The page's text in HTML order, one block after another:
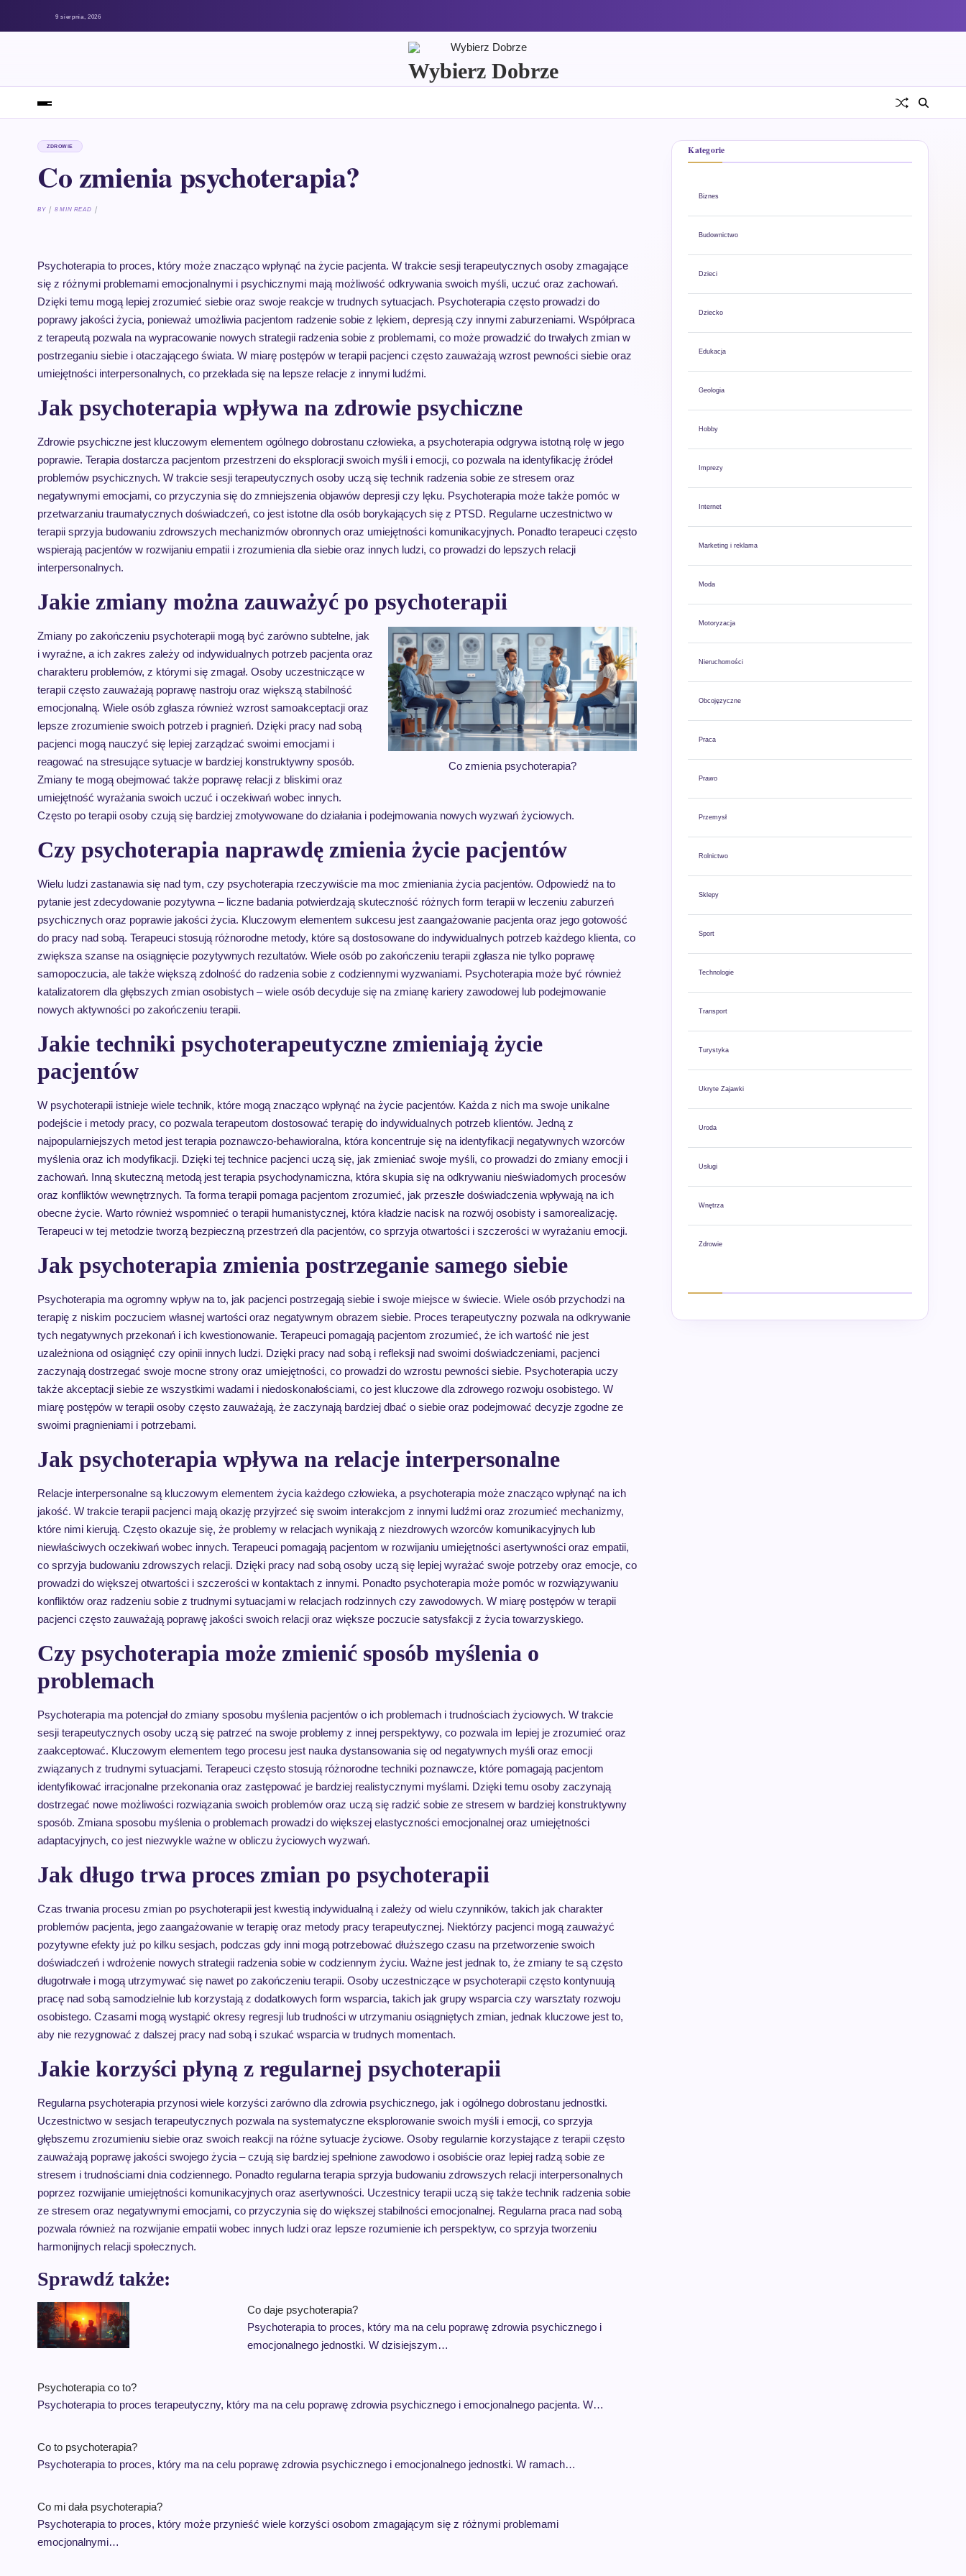
9 sierpnia, 2026
Wybierz Dobrze
ZDROWIE
Co zmienia psychoterapia?
BY 8 MIN READ
Psychoterapia to proces, który może znacząco wpłynąć na życie pacjenta. W trakcie sesji terapeutycznych osoby zmagające
się z różnymi problemami emocjonalnymi i psychicznymi mają możliwość odkrywania swoich myśli, uczuć oraz zachowań.
Dzięki temu mogą lepiej zrozumieć siebie oraz swoje reakcje w trudnych sytuacjach. Psychoterapia często prowadzi do
poprawy jakości życia, ponieważ umożliwia pacjentom radzenie sobie z lękiem, depresją czy innymi zaburzeniami. Współpraca
z terapeutą pozwala na wypracowanie nowych strategii radzenia sobie z problemami, co może prowadzić do trwałych zmian w
postrzeganiu siebie i otaczającego świata. W miarę postępów w terapii pacjenci często zauważają wzrost pewności siebie oraz
umiejętności interpersonalnych, co przekłada się na lepsze relacje z innymi ludźmi.
Jak psychoterapia wpływa na zdrowie psychiczne
Zdrowie psychiczne jest kluczowym elementem ogólnego dobrostanu człowieka, a psychoterapia odgrywa istotną rolę w jego
poprawie. Terapia dostarcza pacjentom przestrzeni do eksploracji swoich myśli i emocji, co pozwala na identyfikację źródeł
problemów psychicznych. W trakcie sesji terapeutycznych osoby uczą się technik radzenia sobie ze stresem oraz
negatywnymi emocjami, co przyczynia się do zmniejszenia objawów depresji czy lęku. Psychoterapia może także pomóc w
przetwarzaniu traumatycznych doświadczeń, co jest istotne dla osób borykających się z PTSD. Regularne uczestnictwo w
terapii sprzyja budowaniu zdrowszych mechanizmów obronnych oraz umiejętności komunikacyjnych. Ponadto terapeuci często
wspierają pacjentów w rozwijaniu empatii i zrozumienia dla siebie oraz innych ludzi, co prowadzi do lepszych relacji
interpersonalnych.
Jakie zmiany można zauważyć po psychoterapii
Co zmienia psychoterapia?
Zmiany po zakończeniu psychoterapii mogą być zarówno subtelne, jak
i wyraźne, a ich zakres zależy od indywidualnych potrzeb pacjenta oraz
charakteru problemów, z którymi się zmagał. Osoby uczestniczące w
terapii często zauważają poprawę nastroju oraz większą stabilność
emocjonalną. Wiele osób zgłasza również wzrost samoakceptacji oraz
lepsze zrozumienie swoich potrzeb i pragnień. Dzięki pracy nad sobą
pacjenci mogą nauczyć się lepiej zarządzać swoimi emocjami i
reagować na stresujące sytuacje w bardziej konstruktywny sposób.
Zmiany te mogą obejmować także poprawę relacji z bliskimi oraz
umiejętność wyrażania swoich uczuć i oczekiwań wobec innych.
Często po terapii osoby czują się bardziej zmotywowane do działania i podejmowania nowych wyzwań życiowych.
Czy psychoterapia naprawdę zmienia życie pacjentów
Wielu ludzi zastanawia się nad tym, czy psychoterapia rzeczywiście ma moc zmieniania życia pacjentów. Odpowiedź na to
pytanie jest zdecydowanie pozytywna – liczne badania potwierdzają skuteczność różnych form terapii w leczeniu zaburzeń
psychicznych oraz poprawie jakości życia. Kluczowym elementem sukcesu jest zaangażowanie pacjenta oraz jego gotowość
do pracy nad sobą. Terapeuci stosują różnorodne metody, które są dostosowane do indywidualnych potrzeb każdego klienta, co
zwiększa szanse na osiągnięcie pozytywnych rezultatów. Wiele osób po zakończeniu terapii zgłasza nie tylko poprawę
samopoczucia, ale także większą zdolność do radzenia sobie z codziennymi wyzwaniami. Psychoterapia może być również
katalizatorem dla głębszych zmian osobistych – wiele osób decyduje się na zmianę kariery zawodowej lub podejmowanie
nowych aktywności po zakończeniu terapii.
Jakie techniki psychoterapeutyczne zmieniają życie
pacjentów
W psychoterapii istnieje wiele technik, które mogą znacząco wpłynąć na życie pacjentów. Każda z nich ma swoje unikalne
podejście i metody pracy, co pozwala terapeutom dostosować terapię do indywidualnych potrzeb klientów. Jedną z
najpopularniejszych metod jest terapia poznawczo-behawioralna, która koncentruje się na identyfikacji negatywnych wzorców
myślenia oraz ich modyfikacji. Dzięki tej technice pacjenci uczą się, jak zmieniać swoje myśli, co prowadzi do zmiany emocji i
zachowań. Inną skuteczną metodą jest terapia psychodynamiczna, która skupia się na odkrywaniu nieświadomych procesów
oraz konfliktów wewnętrznych. Ta forma terapii pomaga pacjentom zrozumieć, jak przeszłe doświadczenia wpływają na ich
obecne życie. Warto również wspomnieć o terapii humanistycznej, która kładzie nacisk na rozwój osobisty i samorealizację.
Terapeuci w tej metodzie tworzą bezpieczną przestrzeń dla pacjentów, co sprzyja otwartości i szczerości w wyrażaniu emocji.
Jak psychoterapia zmienia postrzeganie samego siebie
Psychoterapia ma ogromny wpływ na to, jak pacjenci postrzegają siebie i swoje miejsce w świecie. Wiele osób przychodzi na
terapię z niskim poczuciem własnej wartości oraz negatywnym obrazem siebie. Proces terapeutyczny pozwala na odkrywanie
tych negatywnych przekonań i ich kwestionowanie. Terapeuci pomagają pacjentom zrozumieć, że ich wartość nie jest
uzależniona od osiągnięć czy opinii innych ludzi. Dzięki pracy nad sobą i refleksji nad swoimi doświadczeniami, pacjenci
zaczynają dostrzegać swoje mocne strony oraz umiejętności, co prowadzi do wzrostu pewności siebie. Psychoterapia uczy
także akceptacji siebie ze wszystkimi wadami i niedoskonałościami, co jest kluczowe dla zdrowego rozwoju osobistego. W
miarę postępów w terapii osoby często zauważają, że zaczynają bardziej dbać o siebie oraz podejmować decyzje zgodne ze
swoimi pragnieniami i potrzebami.
Jak psychoterapia wpływa na relacje interpersonalne
Relacje interpersonalne są kluczowym elementem życia każdego człowieka, a psychoterapia może znacząco wpłynąć na ich
jakość. W trakcie terapii pacjenci mają okazję przyjrzeć się swoim interakcjom z innymi ludźmi oraz zrozumieć mechanizmy,
które nimi kierują. Często okazuje się, że problemy w relacjach wynikają z niezdrowych wzorców komunikacyjnych lub
niewłaściwych oczekiwań wobec innych. Terapeuci pomagają pacjentom w rozwijaniu umiejętności asertywności oraz empatii,
co sprzyja budowaniu zdrowszych relacji. Dzięki pracy nad sobą osoby uczą się lepiej wyrażać swoje potrzeby oraz emocje, co
prowadzi do większej otwartości i szczerości w kontaktach z innymi. Ponadto psychoterapia może pomóc w rozwiązywaniu
konfliktów oraz radzeniu sobie z trudnymi sytuacjami w relacjach rodzinnych czy zawodowych. W miarę postępów w terapii
pacjenci często zauważają poprawę jakości swoich relacji oraz większe poczucie satysfakcji z życia towarzyskiego.
Czy psychoterapia może zmienić sposób myślenia o
problemach
Psychoterapia ma potencjał do zmiany sposobu myślenia pacjentów o ich problemach i trudnościach życiowych. W trakcie
sesji terapeutycznych osoby uczą się patrzeć na swoje problemy z innej perspektywy, co pozwala im lepiej je zrozumieć oraz
zaakceptować. Kluczowym elementem tego procesu jest nauka dystansowania się od negatywnych myśli oraz emocji
związanych z trudnymi sytuacjami. Terapeuci często stosują różnorodne techniki poznawcze, które pomagają pacjentom
identyfikować irracjonalne przekonania oraz zastępować je bardziej realistycznymi myślami. Dzięki temu osoby zaczynają
dostrzegać nowe możliwości rozwiązania swoich problemów oraz uczą się radzić sobie ze stresem w bardziej konstruktywny
sposób. Zmiana sposobu myślenia o problemach prowadzi do większej elastyczności emocjonalnej oraz umiejętności
adaptacyjnych, co jest niezwykle ważne w obliczu życiowych wyzwań.
Jak długo trwa proces zmian po psychoterapii
Czas trwania procesu zmian po psychoterapii jest kwestią indywidualną i zależy od wielu czynników, takich jak charakter
problemów pacjenta, jego zaangażowanie w terapię oraz metody pracy terapeutycznej. Niektórzy pacjenci mogą zauważyć
pozytywne efekty już po kilku sesjach, podczas gdy inni mogą potrzebować dłuższego czasu na przetworzenie swoich
doświadczeń i wdrożenie nowych strategii radzenia sobie w codziennym życiu. Ważne jest jednak to, że zmiany te są często
długotrwałe i mogą utrzymywać się nawet po zakończeniu terapii. Osoby uczestniczące w psychoterapii często kontynuują
pracę nad sobą samodzielnie lub korzystają z dodatkowych form wsparcia, takich jak grupy wsparcia czy warsztaty rozwoju
osobistego. Czasami mogą wystąpić okresy regresji lub trudności w utrzymaniu osiągniętych zmian, jednak kluczowe jest to,
aby nie rezygnować z dalszej pracy nad sobą i szukać wsparcia w trudnych momentach.
Jakie korzyści płyną z regularnej psychoterapii
Regularna psychoterapia przynosi wiele korzyści zarówno dla zdrowia psychicznego, jak i ogólnego dobrostanu jednostki.
Uczestnictwo w sesjach terapeutycznych pozwala na systematyczne eksplorowanie swoich myśli i emocji, co sprzyja
głębszemu zrozumieniu siebie oraz swoich reakcji na różne sytuacje życiowe. Osoby regularnie korzystające z terapii często
zauważają poprawę jakości swojego życia – czują się bardziej spełnione zawodowo i osobiście oraz lepiej radzą sobie ze
stresem i trudnościami dnia codziennego. Ponadto regularna terapia sprzyja budowaniu zdrowszych relacji interpersonalnych
poprzez rozwijanie umiejętności komunikacyjnych oraz asertywności. Uczestnicy terapii uczą się także technik radzenia sobie
ze stresem oraz negatywnymi emocjami, co przyczynia się do większej stabilności emocjonalnej. Regularna praca nad sobą
pozwala również na rozwijanie empatii wobec innych ludzi oraz lepsze rozumienie ich perspektyw, co sprzyja tworzeniu
harmonijnych relacji społecznych.
Sprawdź także:
Co daje psychoterapia?
Psychoterapia to proces, który ma na celu poprawę zdrowia psychicznego i
emocjonalnego jednostki. W dzisiejszym…
Psychoterapia co to?
Psychoterapia to proces terapeutyczny, który ma na celu poprawę zdrowia psychicznego i emocjonalnego pacjenta. W…
Co to psychoterapia?
Psychoterapia to proces, który ma na celu poprawę zdrowia psychicznego i emocjonalnego jednostki. W ramach…
Co mi dała psychoterapia?
Psychoterapia to proces, który może przynieść wiele korzyści osobom zmagającym się z różnymi problemami
emocjonalnymi…
Kategorie
Biznes
Budownictwo
Dzieci
Dziecko
Edukacja
Geologia
Hobby
Imprezy
Internet
Marketing i reklama
Moda
Motoryzacja
Nieruchomości
Obcojęzyczne
Praca
Prawo
Przemysł
Rolnictwo
Sklepy
Sport
Technologie
Transport
Turystyka
Ukryte Zajawki
Uroda
Usługi
Wnętrza
Zdrowie